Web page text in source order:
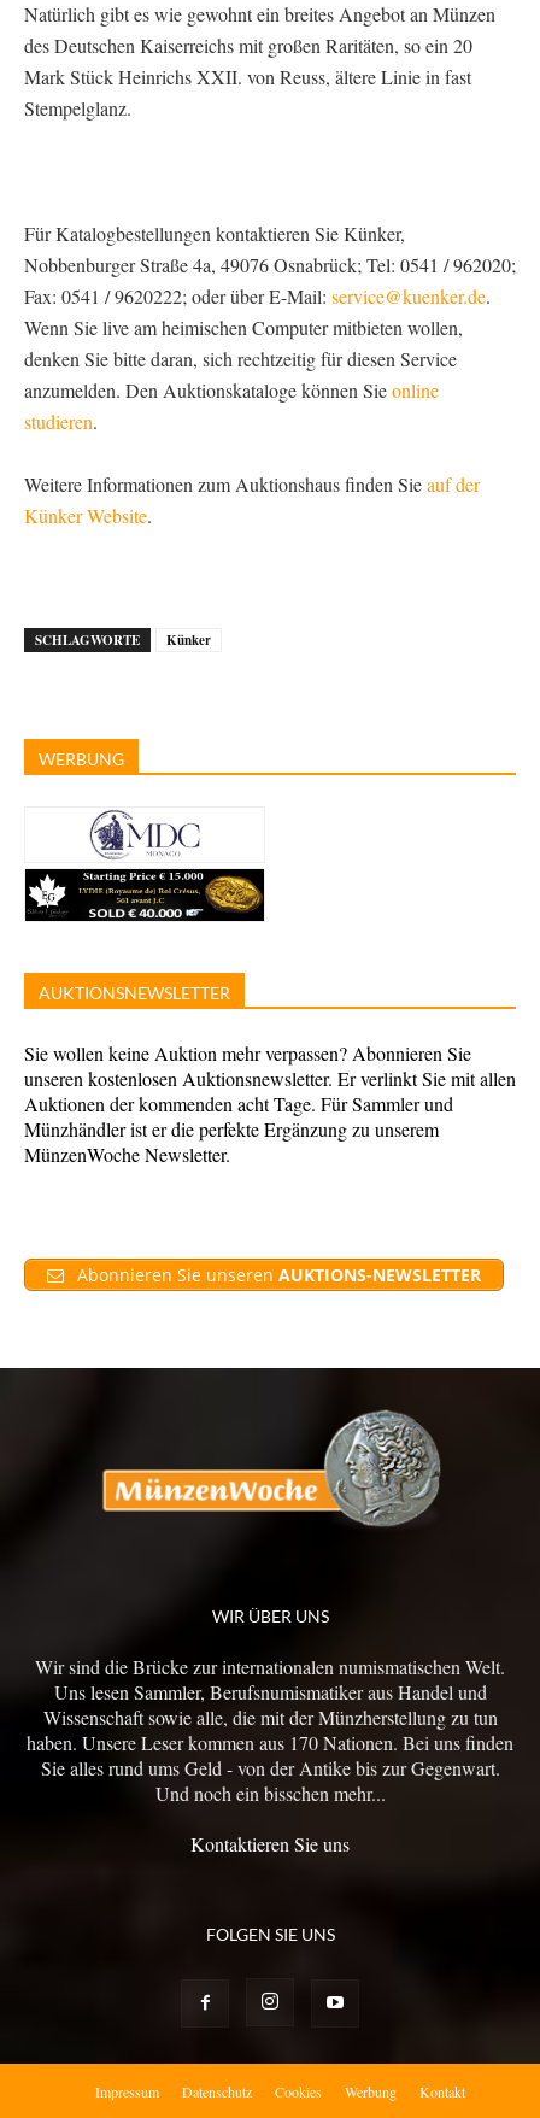
Natürlich gibt es wie gewohnt ein breites Angebot an Münzen
des Deutschen Kaiserreichs mit großen Raritäten, so ein 20
Mark Stück Heinrichs XXII. von Reuss, ältere Linie in fast
Stempelglanz.
Für Katalogbestellungen kontaktieren Sie Künker,
Nobbenburger Straße 4a, 49076 Osnabrück; Tel: 0541 / 962020;
Fax: 0541 / 9620222; oder über E-Mail: service@kuenker.de.
Wenn Sie live am heimischen Computer mitbieten wollen,
denken Sie bitte daran, sich rechtzeitig für diesen Service
anzumelden. Den Auktionskataloge können Sieonline
studieren.
Weitere Informationen zum Auktionshaus finden Sieauf der
Künker Website.
SCHLAGWORTE Künker
WERBUNG
AUKTIONSNEWSLETTER
Sie wollen keine Auktion mehr verpassen? Abonnieren Sie
unseren kostenlosen Auktionsnewsletter. Er verlinkt Sie mit allen
Auktionen der kommenden acht Tage. Für Sammler und
Münzhändler ist er die perfekte Ergänzung zu unserem
MünzenWoche Newsletter.
Abonnieren Sie unseren AUKTIONS-NEWSLETTER
WIR ÜBER UNS
Wir sind die Brücke zur internationalen numismatischen Welt.
Uns lesen Sammler, Berufsnumismatiker aus Handel und
Wissenschaft sowie alle, die mit der Münzherstellung zu tun
haben. Unsere Leser kommen aus 170 Nationen. Bei uns finden
Sie alles rund ums Geld - von der Antike bis zur Gegenwart.
Und noch ein bisschen mehr...
Kontaktieren Sie uns
FOLGEN SIE UNS
Impressum Datenschutz Cookies Werbung Kontakt